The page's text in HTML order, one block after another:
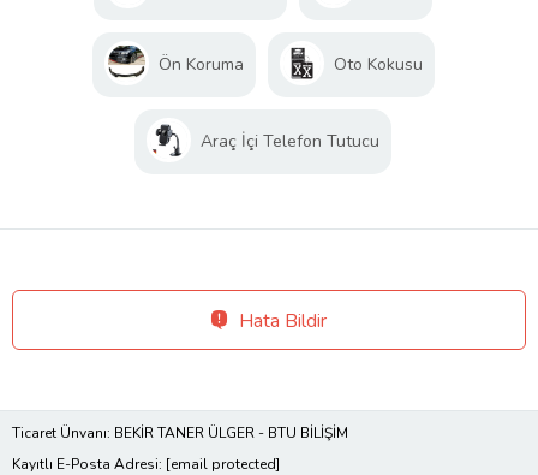
Ön Koruma Oto Kokusu
Araç İçi Telefon Tutucu
Hata Bildir
Ticaret Ünvanı: BEKİR TANER ÜLGER - BTU BİLİŞİM
Kayıtlı E-Posta Adresi: [email protected]